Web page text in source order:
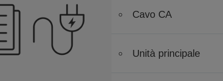
Cavo CA
Unità principale